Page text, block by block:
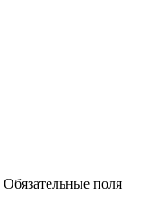
Обязательные поля